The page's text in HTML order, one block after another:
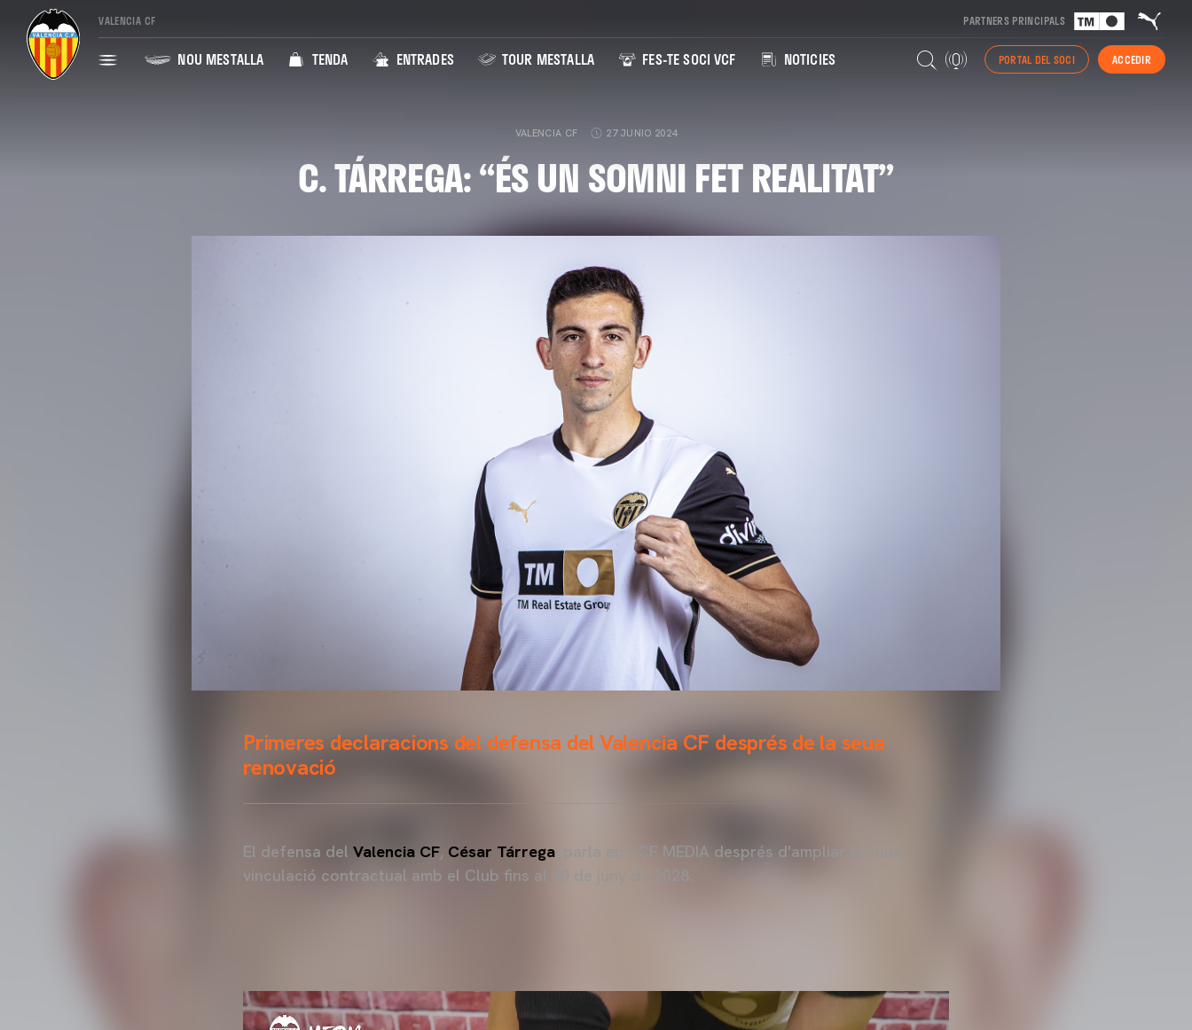
VALENCIA CF PARTNERS PRINCIPALS
NOU MESTALLA TENDA ENTRADES TOUR MESTALLA FES-TE SOCI VCF NOTICIES PORTAL DEL SOCI ACCEDIR
VALENCIA CF 27 JUNIO 2024
C. TÁRREGA: “ÉS UN SOMNI FET REALITAT”
Primeres declaracions del defensa del Valencia CF després de la seua
renovació
El defensa del Valencia CF, César Tárrega , parla en VCF MEDIA després d'ampliar la seua
vinculació contractual amb el Club fins al 30 de juny de 2028.